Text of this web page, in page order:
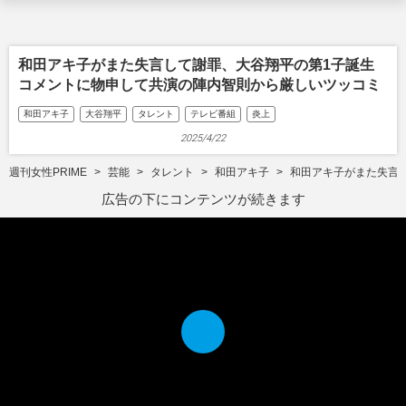
和田アキ子がまた失言して謝罪、大谷翔平の第1子誕生
コメントに物申して共演の陣内智則から厳しいツッコミ
和田アキ子 大谷翔平 タレント テレビ番組 炎上
2025/4/22
週刊女性PRIME 芸能 タレント 和田アキ子 和田アキ子がまた失言
広告の下にコンテンツが続きます
P